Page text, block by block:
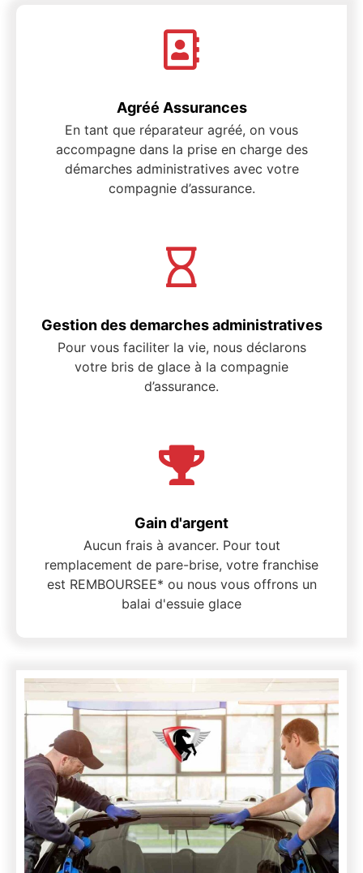
Agréé Assurances
En tant que réparateur agréé, on vous
accompagne dans la prise en charge des
démarches administratives avec votre
compagnie d’assurance.
Gestion des demarches administratives
Pour vous faciliter la vie, nous déclarons
votre bris de glace à la compagnie
d’assurance.
Gain d'argent
Aucun frais à avancer. Pour tout
remplacement de pare-brise, votre franchise
est REMBOURSEE* ou nous vous offrons un
balai d'essuie glace